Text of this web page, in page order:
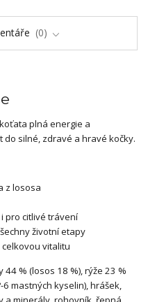
0
plná energie a
silné, zdravé a hravé kočky.
z lososa
pro citlivé trávení
životní etapy
vitalitu
% (losos 18 %), rýže 23 %
mastných kyselin), hrášek,